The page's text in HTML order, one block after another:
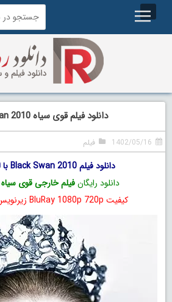
دانلود فیلم قوی سیاه Black Swan 2010
1402/05/16 فیلم
دانلود فیلم Black Swan 2010 با لینک مستقیم
دانلود رایگانفیلم خارجی قوی سیاه
کیفیت BluRay 1080p 720p زیرنویس فارسی چسبیده